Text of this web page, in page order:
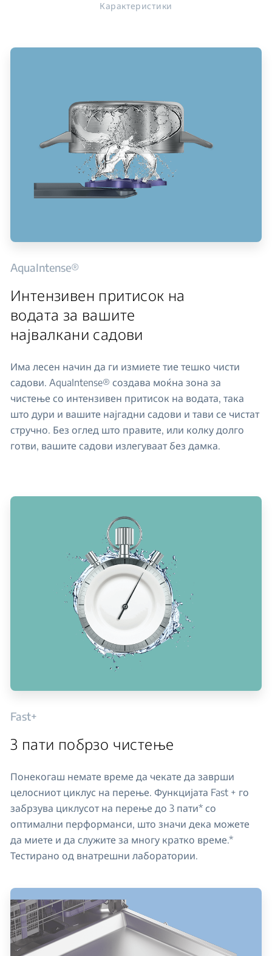
Карактеристики
AquaIntense®
Интензивен притисок на
водата за вашите
највалкани садови
Има лесен начин да ги измиете тие тешко чисти
садови. AquaIntense® создава моќна зона за
чистење со интензивен притисок на водата, така
што дури и вашите најгадни садови и тави се чистат
стручно. Без оглед што правите, или колку долго
готви, вашите садови излегуваат без дамка.
Fast+
3 пати побрзо чистење
Понекогаш немате време да чекате да заврши
целосниот циклус на перење. Функцијата Fast + го
забрзува циклусот на перење до 3 пати* со
оптимални перформанси, што значи дека можете
да миете и да служите за многу кратко време.*
Тестирано од внатрешни лаборатории.